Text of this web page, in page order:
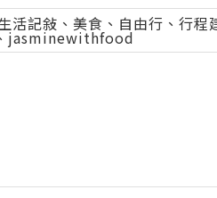
記敍、美食、自由行、行程
jasminewithfood